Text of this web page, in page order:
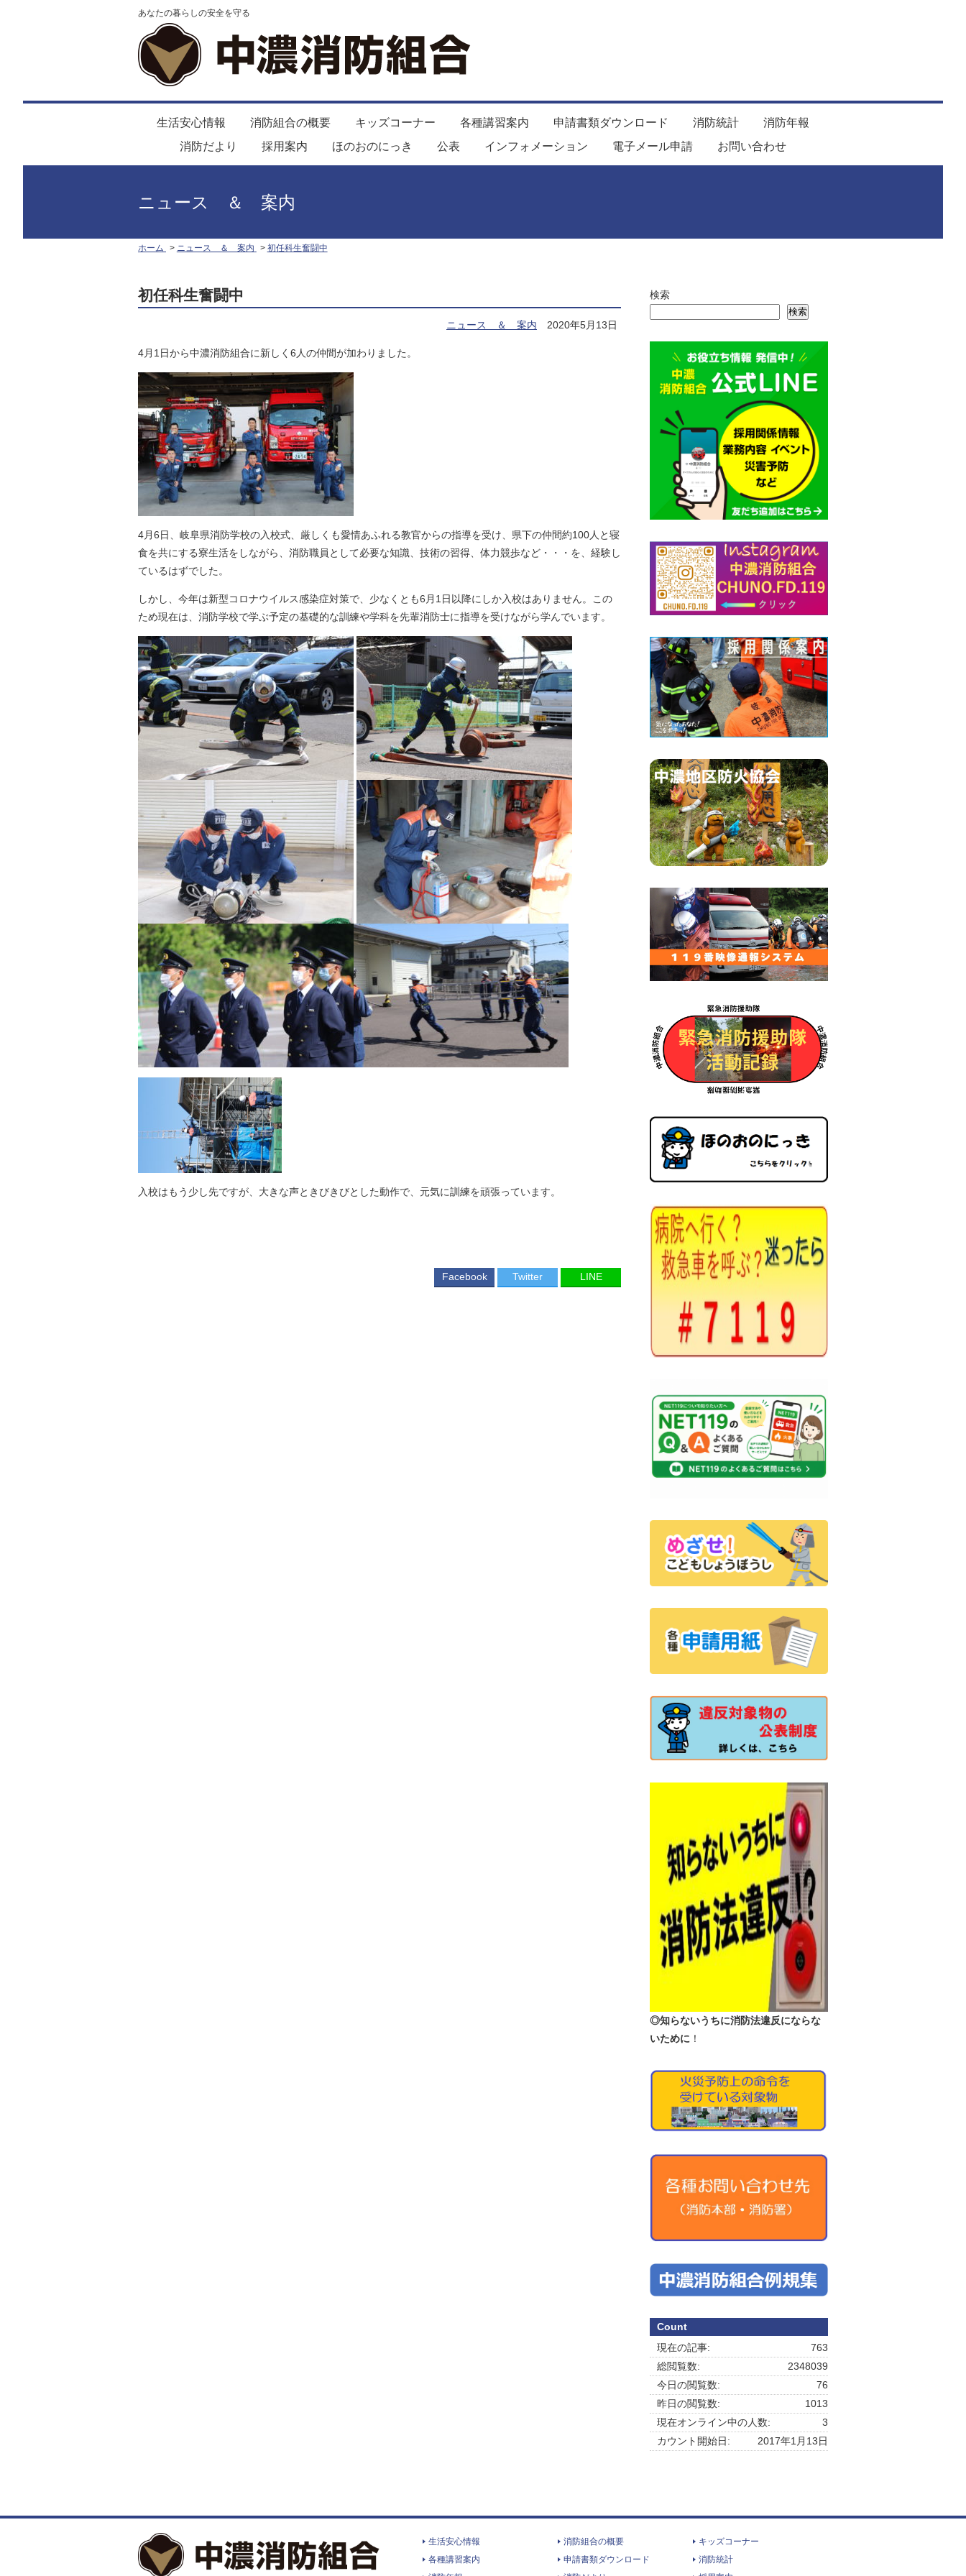
あなたの暮らしの安全を守る
生活安心情報 消防組合の概要 キッズコーナー 各種講習案内 申請書類ダウンロード 消防統計
消防年報
消防だより
採用案内 ほのおのにっき 公表 インフォメーション 電子メール申請 お問い合わせ
ニュース ＆ 案内
ホーム ニュース ＆ 案内 初任科生奮闘中
初任科生奮闘中
ニュース ＆ 案内 2020年5月13日
4月1日から中濃消防組合に新しく6人の仲間が加わりました。
4月6日、岐阜県消防学校の入校式、厳しくも愛情あふれる教官からの指導を受け、県下の仲間約100人と寝
食を共にする寮生活をしながら、消防職員として必要な知識、技術の習得、体力競歩など・・・を、経験し
ているはずでした。
しかし、今年は新型コロナウイルス感染症対策で、少なくとも6月1日以降にしか入校はありません。この
ため現在は、消防学校で学ぶ予定の基礎的な訓練や学科を先輩消防士に指導を受けながら学んでいます。
入校はもう少し先ですが、大きな声ときびきびとした動作で、元気に訓練を頑張っています。
Facebook Twitter LINE
検索
検索
◎知らないうちに消防法違反にならな
いために ！
Count
763
現在の記事:
2348039
総閲覧数:
76
今日の閲覧数:
1013
昨日の閲覧数:
3
現在オンライン中の人数:
2017年1月13日
カウント開始日:
生活安心情報 消防組合の概要
キッズコーナー
各種講習案内
申請書類ダウンロード
消防統計